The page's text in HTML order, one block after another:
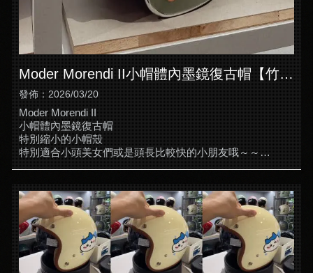
Moder Morendi II小帽體內墨鏡復古帽【竹北
安全帽專賣店推薦】
發佈：2026/03/20
Moder Morendi II
小帽體內墨鏡復古帽
特別縮小的小帽殼
特別適合小頭美女們或是頭長比較快的小朋友哦～～